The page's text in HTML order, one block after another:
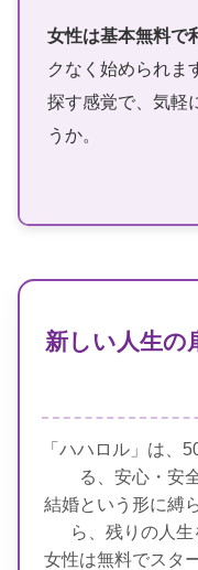
女性は基本無料で
クなく始められま
探す感覚で、気軽
うか。
新しい人生の
「ハハロル」は、
る、安心・安
結婚という形に縛
ら、残りの人生
女性は無料でスタ